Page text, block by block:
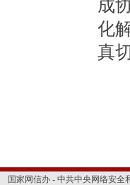
成
化
真
国家网信办 - 中共中央网络安全